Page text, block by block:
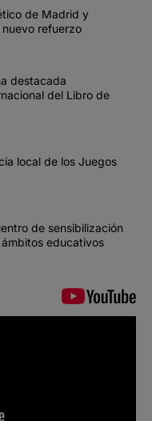
de Madrid y
refuerzo
destacada
del Libro de
local de los Juegos
de sensibilización
educativos